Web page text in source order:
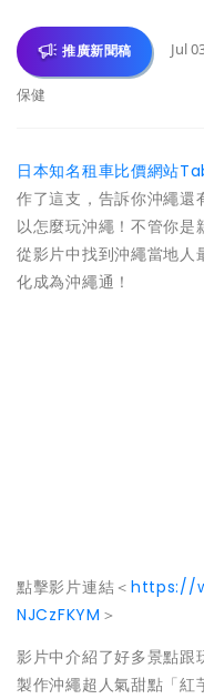
推廣新聞稿 Jul
保健
日本知名租車比價網站
作了這支，告訴你沖繩還
以怎麼玩沖繩！不管你
從影片中找到沖繩當地人
化成為沖繩通！
點擊影片連結＜ https://
NJCzFKYM ＞
影片中介紹了好多景點跟
製作沖繩超人氣甜點「紅